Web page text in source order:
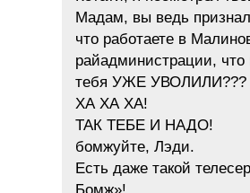
Мадам, вы ведь
что работаете в
райадминистрации, что
тебя УЖЕ УВОЛИЛИ???
ХА ХА ХА!
ТАК ТЕБЕ И НАДО!
бомжуйте, Лэди.
Есть даже такой
Бомж»!